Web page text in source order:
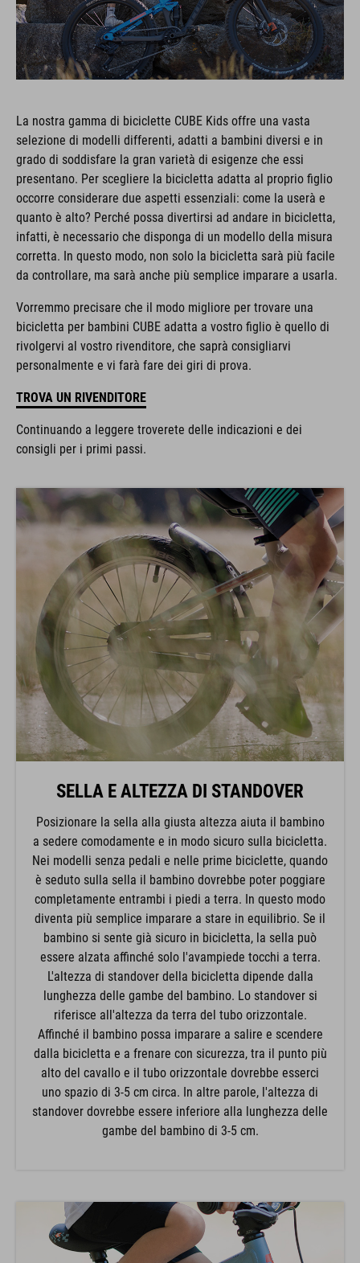
La nostra gamma di biciclette CUBE Kids offre una vasta
selezione di modelli differenti, adatti a bambini diversi e in
grado di soddisfare la gran varietà di esigenze che essi
presentano. Per scegliere la bicicletta adatta al proprio figlio
occorre considerare due aspetti essenziali: come la userà e
quanto è alto? Perché possa divertirsi ad andare in bicicletta,
infatti, è necessario che disponga di un modello della misura
corretta. In questo modo, non solo la bicicletta sarà più facile
da controllare, ma sarà anche più semplice imparare a usarla.
Vorremmo precisare che il modo migliore per trovare una
bicicletta per bambini CUBE adatta a vostro figlio è quello di
rivolgervi al vostro rivenditore, che saprà consigliarvi
personalmente e vi farà fare dei giri di prova.
TROVA UN RIVENDITORE
Continuando a leggere troverete delle indicazioni e dei
consigli per i primi passi.
SELLA E ALTEZZA DI STANDOVER
Posizionare la sella alla giusta altezza aiuta il bambino
a sedere comodamente e in modo sicuro sulla bicicletta.
Nei modelli senza pedali e nelle prime biciclette, quando
è seduto sulla sella il bambino dovrebbe poter poggiare
completamente entrambi i piedi a terra. In questo modo
diventa più semplice imparare a stare in equilibrio. Se il
bambino si sente già sicuro in bicicletta, la sella può
essere alzata affinché solo l'avampiede tocchi a terra.
L'altezza di standover della bicicletta dipende dalla
lunghezza delle gambe del bambino. Lo standover si
riferisce all'altezza da terra del tubo orizzontale.
Affinché il bambino possa imparare a salire e scendere
dalla bicicletta e a frenare con sicurezza, tra il punto più
alto del cavallo e il tubo orizzontale dovrebbe esserci
uno spazio di 3-5 cm circa. In altre parole, l'altezza di
standover dovrebbe essere inferiore alla lunghezza delle
gambe del bambino di 3-5 cm.